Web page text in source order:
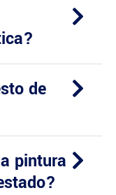
de
pintura